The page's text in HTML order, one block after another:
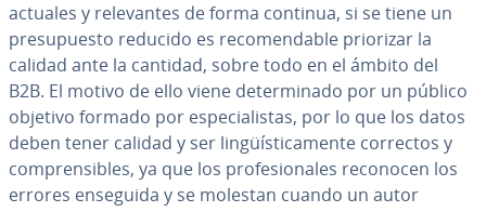
actuales y re­le­va­n­tes de forma continua, si se tiene un
pre­su­pue­s­to reducido es re­co­me­n­da­ble priorizar la
calidad ante la cantidad, sobre todo en el ámbito del
B2B. El motivo de ello viene de­te­r­mi­na­do por un público
objetivo formado por es­pe­cia­li­s­tas, por lo que los datos
deben tener calidad y ser li­n­güí­s­ti­ca­me­n­te correctos y
co­m­pre­n­si­bles, ya que los pro­fe­sio­na­les reconocen los
errores enseguida y se molestan cuando un autor